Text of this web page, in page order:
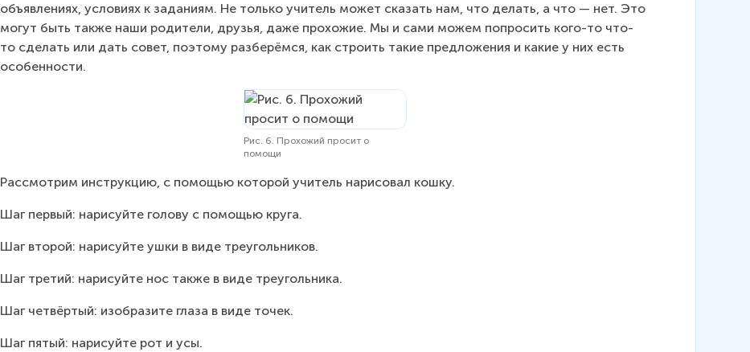
объявлениях, условиях к заданиям. Не только учитель может сказать нам, что делать, а что — нет. Это
могут быть также наши родители, друзья, даже прохожие. Мы и сами можем попросить кого-то что-
то сделать или дать совет, поэтому разберёмся, как строить такие предложения и какие у них есть
особенности.
Рис. 6. Прохожий просит о
помощи
Рассмотрим инструкцию, с помощью которой учитель нарисовал кошку.
Шаг первый: нарисуйте голову с помощью круга.
Шаг второй: нарисуйте ушки в виде треугольников.
Шаг третий: нарисуйте нос также в виде треугольника.
Шаг четвёртый: изобразите глаза в виде точек.
Шаг пятый: нарисуйте рот и усы.